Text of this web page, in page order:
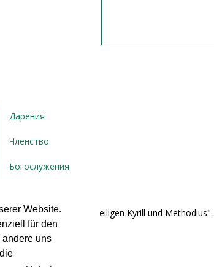
Website.
für den
andere uns
Дарения
Членство
Богослужения
"Die Heiligen Kyrill und Methodius"-